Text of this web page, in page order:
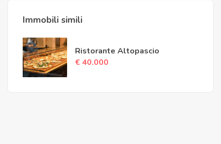
Immobili simili
Ristorante Altopascio
€ 40.000